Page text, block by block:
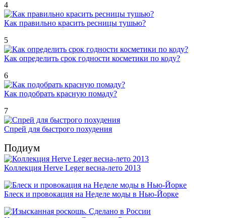
4
Как правильно красить ресницы тушью?
5
Как определить срок годности косметики по коду?
6
Как подобрать красную помаду?
7
Спрей для быстрого похудения
Подиум
Коллекция Herve Leger весна-лето 2013
Блеск и провокация на Неделе моды в Нью-Йорке